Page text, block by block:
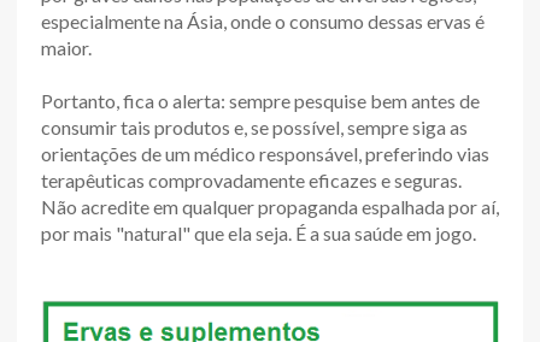
especialmente na Ásia, onde o consumo dessas ervas é
maior.
Portanto, fica o alerta: sempre pesquise bem antes de
consumir tais produtos e, se possível, sempre siga as
orientações de um médico responsável, preferindo vias
terapêuticas comprovadamente eficazes e seguras.
Não acredite em qualquer propaganda espalhada por aí,
por mais "natural" que ela seja. É a sua saúde em jogo.